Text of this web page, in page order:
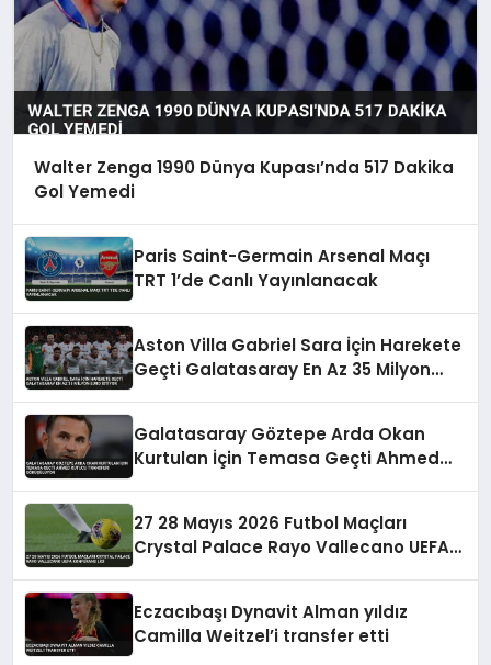
Walter Zenga 1990 Dünya Kupası’nda 517 Dakika
Gol Yemedi
Paris Saint-Germain Arsenal Maçı
TRT 1’de Canlı Yayınlanacak
Aston Villa Gabriel Sara İçin Harekete
Geçti Galatasaray En Az 35 Milyon
Galatasaray Göztepe Arda Okan
Kurtulan İçin Temasa Geçti Ahmed
27 28 Mayıs 2026 Futbol Maçları
Crystal Palace Rayo Vallecano UEFA
Eczacıbaşı Dynavit Alman yıldız
Camilla Weitzel’i transfer etti